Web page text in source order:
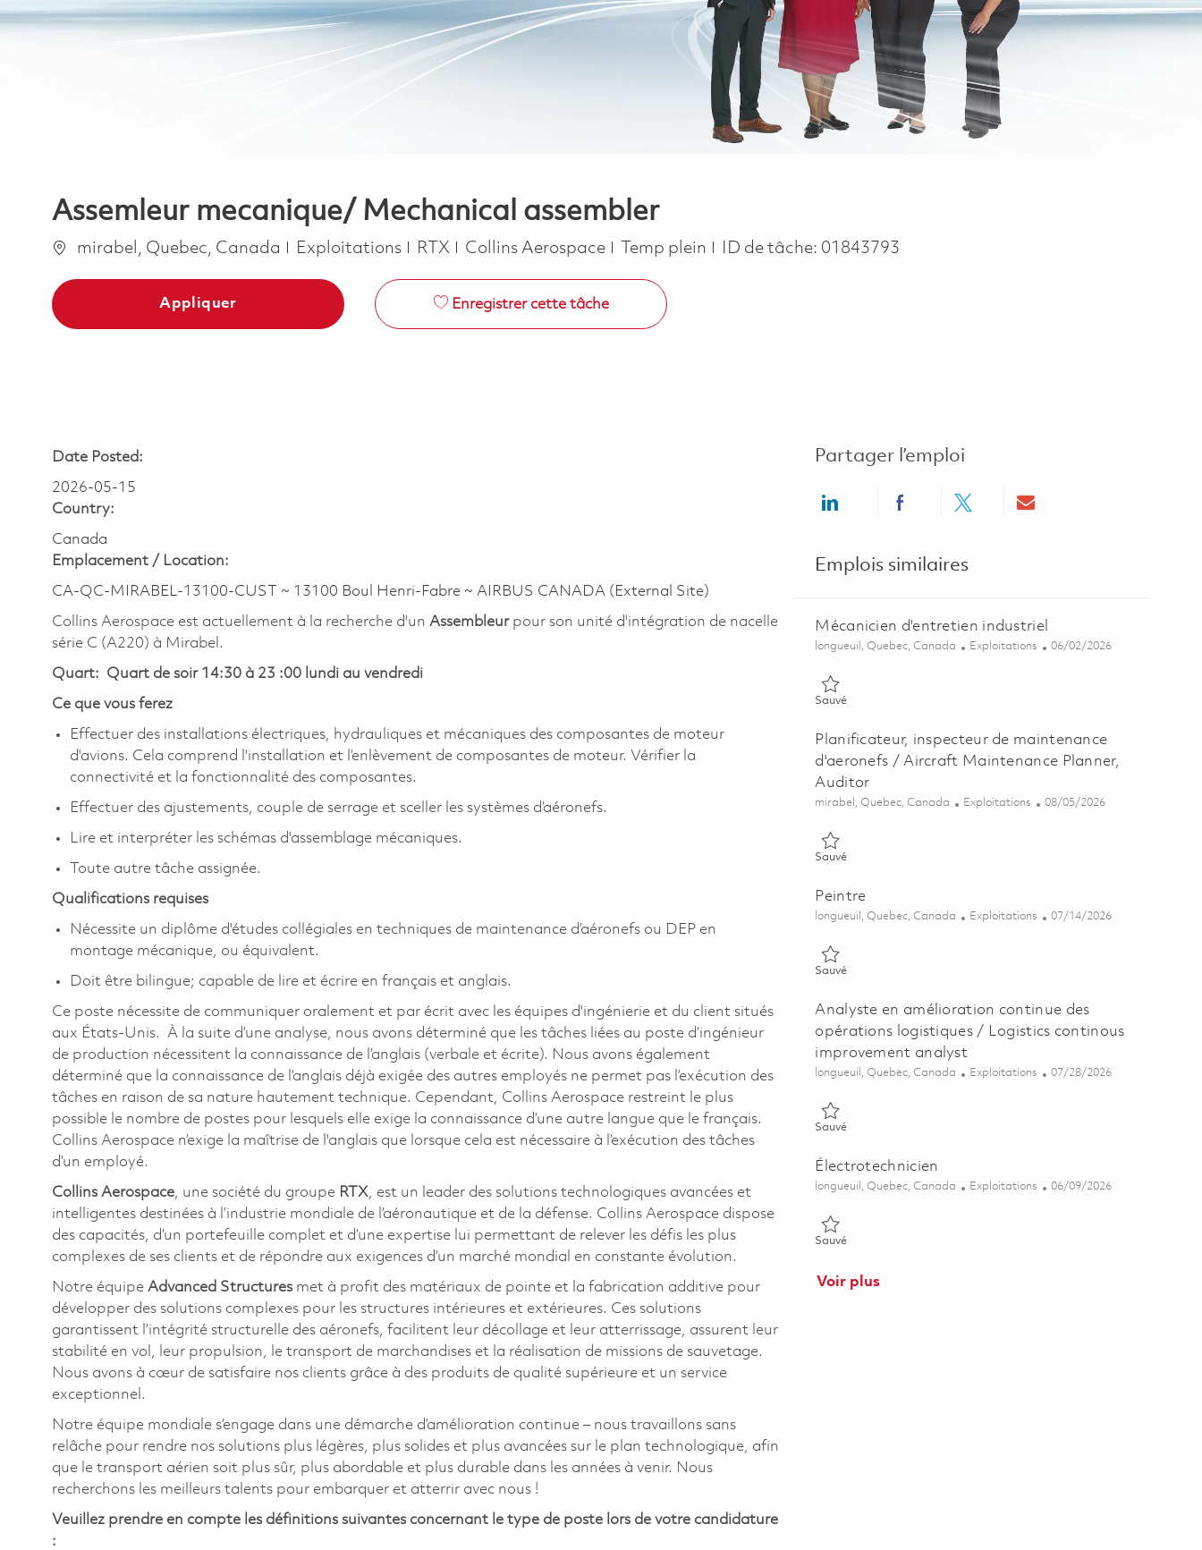
Assemleur mecanique/ Mechanical assembler
Emplacement
mirabel, Quebec, Canada Catégorie
Exploitations RTX Collins Aerospace Job Type
Temp plein ID de tâche: 01843793
Appliquer Enregistrer cette tâche
Date Posted:
2026-05-15
Country:
Canada
Emplacement / Location:
CA-QC-MIRABEL-13100-CUST ~ 13100 Boul Henri-Fabre ~ AIRBUS CANADA (External Site)
Collins Aerospace est actuellement à la recherche d'un Assembleur pour son unité d'intégration de nacelle
série C (A220) à Mirabel.
Quart: Quart de soir 14:30 à 23 :00 lundi au vendredi
Ce que vous ferez
Effectuer des installations électriques, hydrauliques et mécaniques des composantes de moteur
d'avions. Cela comprend l'installation et l’enlèvement de composantes de moteur. Vérifier la
connectivité et la fonctionnalité des composantes.
Effectuer des ajustements, couple de serrage et sceller les systèmes d’aéronefs.
Lire et interpréter les schémas d'assemblage mécaniques.
Toute autre tâche assignée.
Qualifications requises
Nécessite un diplôme d'études collégiales en techniques de maintenance d’aéronefs ou DEP en
montage mécanique, ou équivalent.
Doit être bilingue; capable de lire et écrire en français et anglais.
Ce poste nécessite de communiquer oralement et par écrit avec les équipes d'ingénierie et du client situés
aux États-Unis. À la suite d’une analyse, nous avons déterminé que les tâches liées au poste d’ingénieur
de production nécessitent la connaissance de l’anglais (verbale et écrite). Nous avons également
déterminé que la connaissance de l’anglais déjà exigée des autres employés ne permet pas l’exécution des
tâches en raison de sa nature hautement technique. Cependant, Collins Aerospace restreint le plus
possible le nombre de postes pour lesquels elle exige la connaissance d’une autre langue que le français.
Collins Aerospace n’exige la maîtrise de l'anglais que lorsque cela est nécessaire à l’exécution des tâches
d’un employé.
Collins Aerospace, une société du groupe RTX, est un leader des solutions technologiques avancées et
intelligentes destinées à l’industrie mondiale de l’aéronautique et de la défense. Collins Aerospace dispose
des capacités, d’un portefeuille complet et d’une expertise lui permettant de relever les défis les plus
complexes de ses clients et de répondre aux exigences d’un marché mondial en constante évolution.
Notre équipe Advanced Structures met à profit des matériaux de pointe et la fabrication additive pour
développer des solutions complexes pour les structures intérieures et extérieures. Ces solutions
garantissent l’intégrité structurelle des aéronefs, facilitent leur décollage et leur atterrissage, assurent leur
stabilité en vol, leur propulsion, le transport de marchandises et la réalisation de missions de sauvetage.
Nous avons à cœur de satisfaire nos clients grâce à des produits de qualité supérieure et un service
exceptionnel.
Notre équipe mondiale s’engage dans une démarche d’amélioration continue – nous travaillons sans
relâche pour rendre nos solutions plus légères, plus solides et plus avancées sur le plan technologique, afin
que le transport aérien soit plus sûr, plus abordable et plus durable dans les années à venir. Nous
recherchons les meilleurs talents pour embarquer et atterrir avec nous !
Veuillez prendre en compte les définitions suivantes concernant le type de poste lors de votre candidature
:
Partager l’emploi
Share via LinkedInShare via Facebook
Share via twitterShare via email
Emplois similaires
Mécanicien d'entretien industriel
Emplacement
longueuil, Quebec, Canada Catégorie
Exploitations Posted Date
06/02/2026
SauvéSauvé Mécanicien d'entretien industriel 01850091
Planificateur, inspecteur de maintenance
d'aeronefs / Aircraft Maintenance Planner,
Auditor
Emplacement
mirabel, Quebec, Canada Catégorie
Exploitations Posted Date
08/05/2026
SauvéSauvé Planificateur, inspecteur de maintenance d'aeronefs /
Peintre
Emplacement
longueuil, Quebec, Canada Catégorie
Exploitations Posted Date
07/14/2026
SauvéSauvé Peintre 01854407
Analyste en amélioration continue des
opérations logistiques / Logistics continous
improvement analyst
Emplacement
longueuil, Quebec, Canada Catégorie
Exploitations Posted Date
07/28/2026
SauvéSauvé Analyste en amélioration continue des opérations
Électrotechnicien
Emplacement
longueuil, Quebec, Canada Catégorie
Exploitations Posted Date
06/09/2026
SauvéSauvé Électrotechnicien 01842178
Voir plus